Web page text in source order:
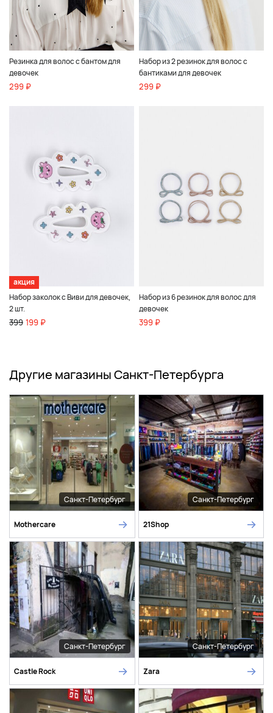
Резинка для волос с бантом для
девочек
299 ₽
Набор из 2 резинок для волос с
бантиками для девочек
299 ₽
акция
Набор заколок с Виви для девочек,
2 шт.
399 199 ₽
Набор из 6 резинок для волос для
девочек
399 ₽
Другие магазины Санкт-Петербурга
Санкт-Петербург
Mothercare
Санкт-Петербург
21Shop
Санкт-Петербург
Castle Rock
Санкт-Петербург
Zara